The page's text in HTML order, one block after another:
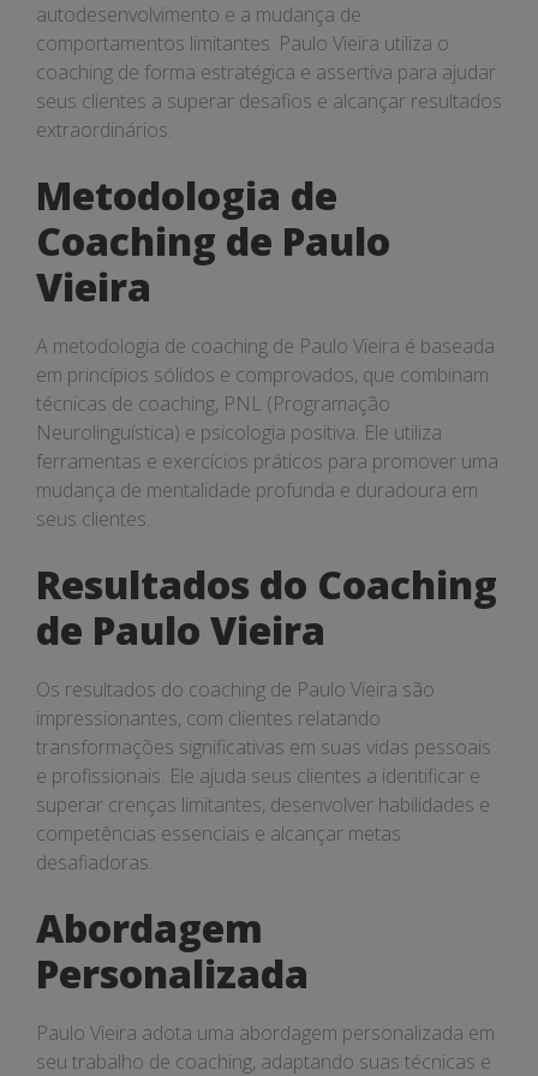
autodesenvolvimento e a mudança de
comportamentos limitantes. Paulo Vieira utiliza o
coaching de forma estratégica e assertiva para ajudar
seus clientes a superar desafios e alcançar resultados
extraordinários.
Metodologia de
Coaching de Paulo
Vieira
A metodologia de coaching de Paulo Vieira é baseada
em princípios sólidos e comprovados, que combinam
técnicas de coaching, PNL (Programação
Neurolinguística) e psicologia positiva. Ele utiliza
ferramentas e exercícios práticos para promover uma
mudança de mentalidade profunda e duradoura em
seus clientes.
Resultados do Coaching
de Paulo Vieira
Os resultados do coaching de Paulo Vieira são
impressionantes, com clientes relatando
transformações significativas em suas vidas pessoais
e profissionais. Ele ajuda seus clientes a identificar e
superar crenças limitantes, desenvolver habilidades e
competências essenciais e alcançar metas
desafiadoras.
Abordagem
Personalizada
Paulo Vieira adota uma abordagem personalizada em
seu trabalho de coaching, adaptando suas técnicas e